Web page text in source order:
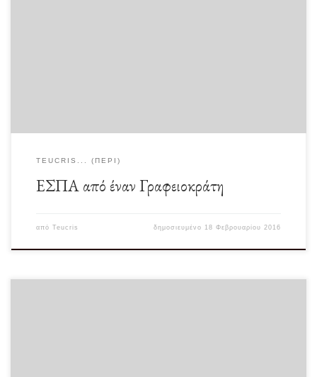
TEUCRIS... (ΠΕΡΊ)
ΕΣΠΑ από έναν Γραφειοκράτη
από Teucris δημοσιευμένο 18 Φεβρουαρίου 2016